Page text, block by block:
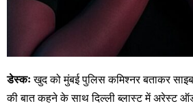
डेस्कःखुद को मुंबई पुलिस कमिश्नर बताकर
की बात कहने के साथ दिल्ली ब्लास्ट में अरेस्ट